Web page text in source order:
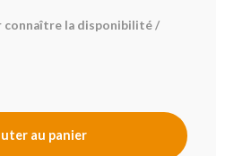
connaître la disponibilité /
au panier